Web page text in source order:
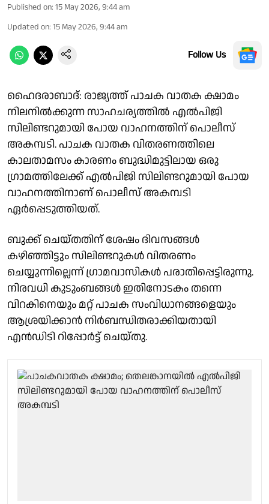
Published on: 15 May 2026, 9:44 am
Updated on: 15 May 2026, 9:44 am
Follow Us
ഹൈദരാബാദ്: രാജ്യത്ത് പാചക വാതക ക്ഷാമം
നിലനിൽക്കുന്ന സാഹചര്യത്തിൽ എൽപിജി
സിലിണ്ടറുമായി പോയ വാഹനത്തിന് പൊലീസ്
അകമ്പടി. പാചക വാതക വിതരണത്തിലെ
കാലതാമസം കാരണം ബുദ്ധിമുട്ടിലായ ഒരു
ഗ്രാമത്തിലേക്ക് എൽപിജി സിലിണ്ടറുമായി പോയ
വാഹനത്തിനാണ് പൊലീസ് അകമ്പടി
ഏർപ്പെടുത്തിയത്.
ബുക്ക് ചെയ്തതിന് ശേഷം ദിവസങ്ങൾ
കഴിഞ്ഞിട്ടും സിലിണ്ടറുകൾ വിതരണം
ചെയ്യുന്നില്ലെന്ന് ഗ്രാമവാസികൾ പരാതിപ്പെട്ടിരുന്നു.
നിരവധി കുടുംബങ്ങൾ ഇതിനോടകം തന്നെ
വിറകിനെയും മറ്റ് പാചക സംവിധാനങ്ങളെയും
ആശ്രയിക്കാൻ നിർബന്ധിതരാക്കിയതായി
എൻഡിടി റിപ്പോർട്ട് ചെയ്തു.